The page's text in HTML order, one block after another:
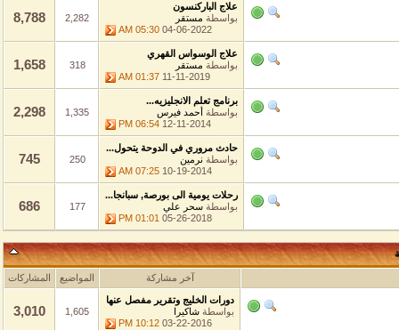
علاج الباركنسون
بواسطةمستقر
04-06-2022
05:30 AM
2,282
8,788
علاج الوسواس القهري
بواسطةمستقر
11-11-2019
01:37 AM
1,658
برنامج تعلم الانجليزيه...
بواسطةأحمد فيرس
12-11-2014
06:54 PM
1,335
2,298
حادث مروري في الدوحة يتحول...
بواسطةنرمين
10-19-2014
07:25 AM
745
رحلات يومية الى بورصة, سبانجا...
بواسطةسحر علي
05-26-2018
01:01 PM
686
آخر مشاركة المواضيع المشاركات
دورات الخليج وتقرير مفصل عنها
بواسطةشاكيرا
03-22-2016
10:12 PM
1,605
3,010